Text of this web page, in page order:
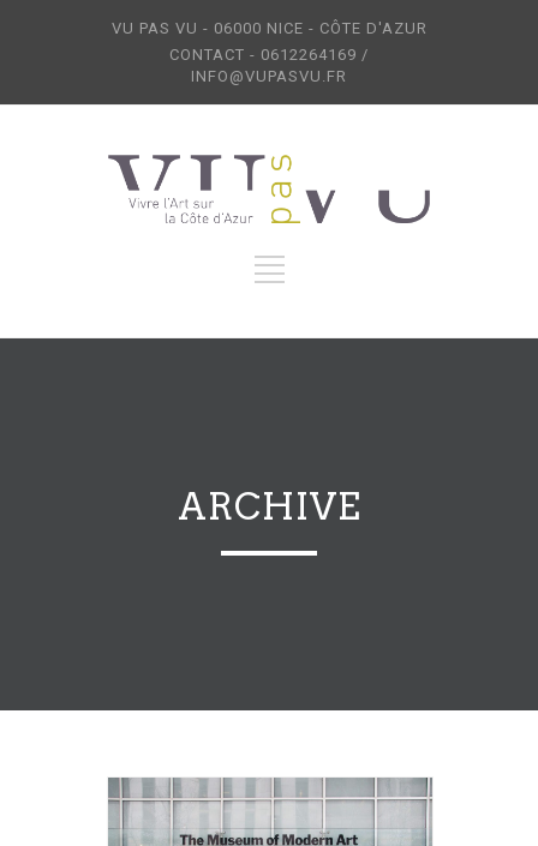
VU PAS VU - 06000 NICE - CÔTE D'AZUR
CONTACT - 0612264169 /
INFO@VUPASVU.FR
ARCHIVE